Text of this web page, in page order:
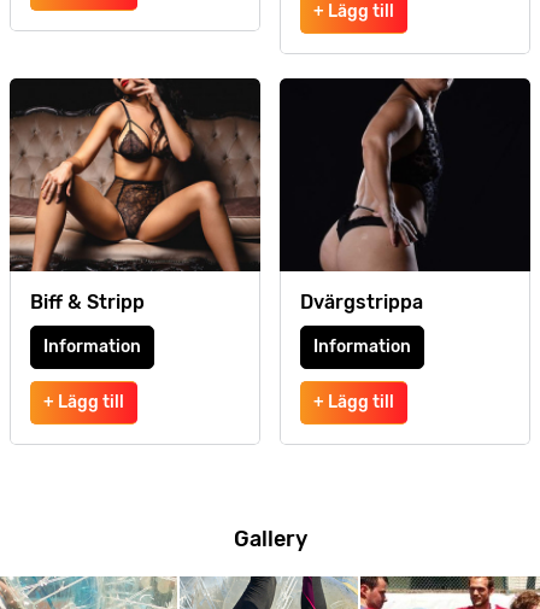
+ Lägg till
Biff & Stripp
Information
+ Lägg till
Dvärgstrippa
Information
+ Lägg till
Gallery